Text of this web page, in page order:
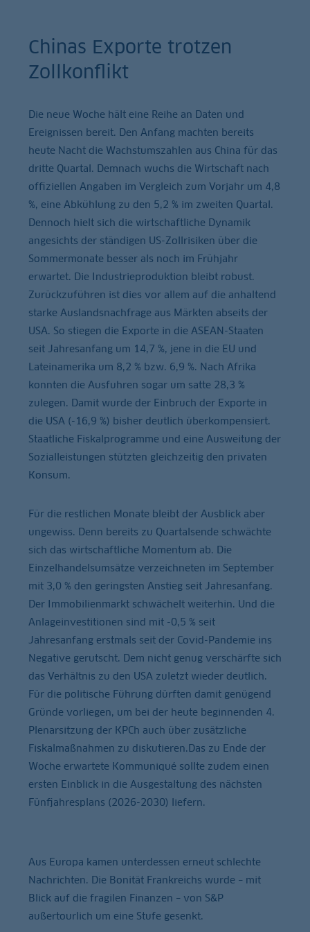
Chinas Exporte trotzen
Zollkonflikt
Die neue Woche hält eine Reihe an Daten und
Ereignissen bereit. Den Anfang machten bereits
heute Nacht die Wachstumszahlen aus China für das
dritte Quartal. Demnach wuchs die Wirtschaft nach
offiziellen Angaben im Vergleich zum Vorjahr um 4,8
%, eine Abkühlung zu den 5,2 % im zweiten Quartal.
Dennoch hielt sich die wirtschaftliche Dynamik
angesichts der ständigen US-Zollrisiken über die
Sommermonate besser als noch im Frühjahr
erwartet. Die Industrieproduktion bleibt robust.
Zurückzuführen ist dies vor allem auf die anhaltend
starke Auslandsnachfrage aus Märkten abseits der
USA. So stiegen die Exporte in die ASEAN-Staaten
seit Jahresanfang um 14,7 %, jene in die EU und
Lateinamerika um 8,2 % bzw. 6,9 %. Nach Afrika
konnten die Ausfuhren sogar um satte 28,3 %
zulegen. Damit wurde der Einbruch der Exporte in
die USA (-16,9 %) bisher deutlich überkompensiert.
Staatliche Fiskalprogramme und eine Ausweitung der
Sozialleistungen stützten gleichzeitig den privaten
Konsum.
Für die restlichen Monate bleibt der Ausblick aber
ungewiss. Denn bereits zu Quartalsende schwächte
sich das wirtschaftliche Momentum ab. Die
Einzelhandelsumsätze verzeichneten im September
mit 3,0 % den geringsten Anstieg seit Jahresanfang.
Der Immobilienmarkt schwächelt weiterhin. Und die
Anlageinvestitionen sind mit -0,5 % seit
Jahresanfang erstmals seit der Covid-Pandemie ins
Negative gerutscht. Dem nicht genug verschärfte sich
das Verhältnis zu den USA zuletzt wieder deutlich.
Für die politische Führung dürften damit genügend
Gründe vorliegen, um bei der heute beginnenden 4.
Plenarsitzung der KPCh auch über zusätzliche
Fiskalmaßnahmen zu diskutieren.Das zu Ende der
Woche erwartete Kommuniqué sollte zudem einen
ersten Einblick in die Ausgestaltung des nächsten
Fünfjahresplans (2026-2030) liefern.
Aus Europa kamen unterdessen erneut schlechte
Nachrichten. Die Bonität Frankreichs wurde – mit
Blick auf die fragilen Finanzen – von S&P
außertourlich um eine Stufe gesenkt.